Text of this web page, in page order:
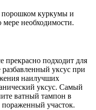
куркумы и
мере необходимости.
прекрасно подходит для
уксус при
наилучших
уксус. Самый
ватный тампон в
пораженный участок.